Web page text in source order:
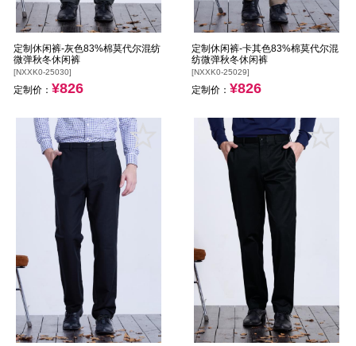
定制休闲裤-灰色83%棉莫代尔混纺
微弹秋冬休闲裤
[NXXK0-25030]
定制价： ¥826
定制休闲裤-卡其色83%棉莫代尔混
纺微弹秋冬休闲裤
[NXXK0-25029]
定制价： ¥826